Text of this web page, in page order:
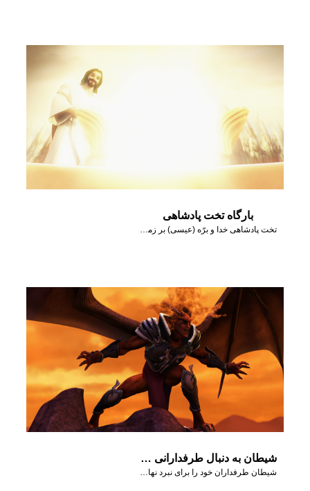
بارگاه تخت پادشاهی
تخت پادشاهی خدا و برّه (عیسی) بر زمین بنا خواهد شد.
شیطان به دنبال طرفدارانی برای خودش می گردد.
شیطان طرفداران خود را برای نبرد نهایی - آر مجدون- آماده می سازد.